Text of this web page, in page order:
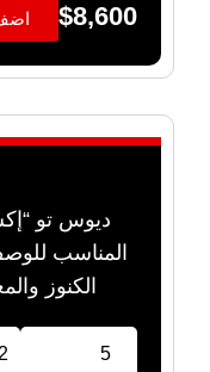
$8,600
المناسب
الكنوز
5